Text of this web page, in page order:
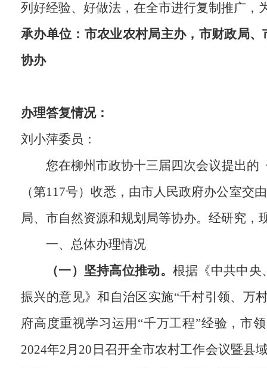
列好经验、好做法，在全市进行复制推广，
承办单位：市农业农村局主办，市财政局
协办
办理答复情况：
刘小萍委员：
您在柳州市政协十三届四次会议提出的
（第117号）收悉，由市人民政府办公室
局、市自然资源和规划局等协办。经研究，
一、总体办理情况
（一）坚持高位推动。 根据《中共中央
振兴的意见》和自治区实施“千村引领、万
府高度重视学习运用“千万工程”经验，市
2024年2月20日召开全市农村工作会议暨县